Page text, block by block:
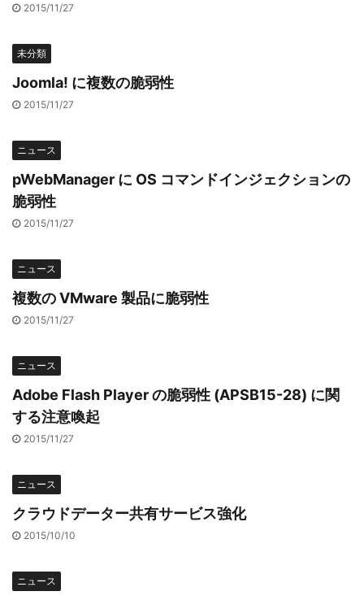
2015/11/27
未分類
Joomla! に複数の脆弱性
2015/11/27
ニュース
pWebManager に OS コマンドインジェクションの
脆弱性
2015/11/27
ニュース
複数の VMware 製品に脆弱性
2015/11/27
ニュース
Adobe Flash Player の脆弱性 (APSB15-28) に関
する注意喚起
2015/11/27
ニュース
クラウドデーター共有サービス強化
2015/10/10
ニュース